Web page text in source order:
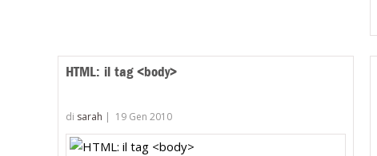
HTML: il tag <body>
di sarah | 19 Gen 2010